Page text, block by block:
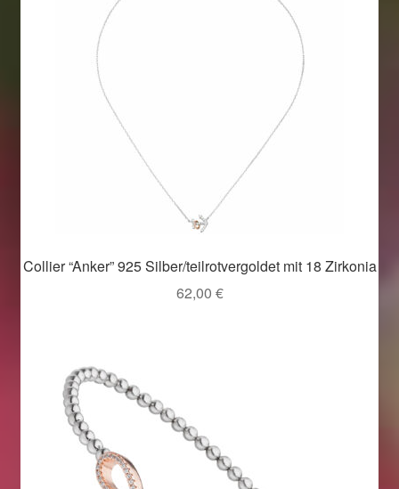
Collier “Anker” 925 Silber/teilrotvergoldet mit 18 Zirkonia
62,00 €